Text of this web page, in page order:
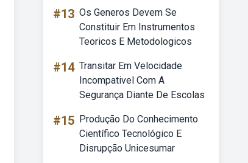
#13 Os Generos Devem Se
Constituir Em Instrumentos
Teoricos E Metodologicos
#14 Transitar Em Velocidade
Incompativel Com A
Segurança Diante De Escolas
#15 Produção Do Conhecimento
Científico Tecnológico E
Disrupção Unicesumar